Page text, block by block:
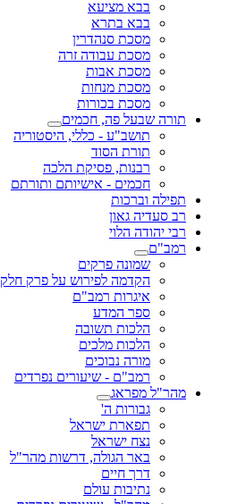
בבא מציעא
בבא בתרא
מסכת סנהדרין
מסכת עבודה זרה
מסכת אבות
מסכת מנחות
מסכת בכורות
תורה שבעל פה, חכמים
תושב"ע - כללי, היסטוריה
תורת הסוד
רבנות, פסיקת הלכה
חכמים - אישיותם ותורתם
תפילה וברכות
רב סעדיה גאון
רבי יהודה הלוי
רמב"ם
שמונה פרקים
הקדמה לפירוש על פרק חלק
איגרות רמב"ם
ספר המדע
הלכות תשובה
הלכות מלכים
מורה נבוכים
רמב"ם - שיעורים נפרדים
מהר"ל מפראג
גבורות ה'
תפארת ישראל
נצח ישראל
באר הגולה, דרשות מהר"ל
דרך חיים
נתיבות עולם